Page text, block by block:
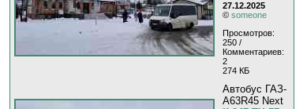
27.12.2025
© someone
Просмотров:
250 /
Комментариев:
2
274 КБ
Автобус ГАЗ-
A63R45 Next